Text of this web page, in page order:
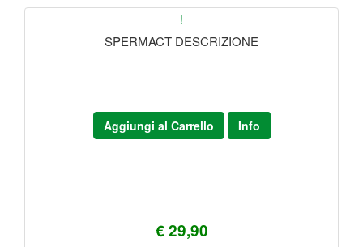
!
SPERMACT DESCRIZIONE
€ 29,90
Aggiungi al Carrello Info